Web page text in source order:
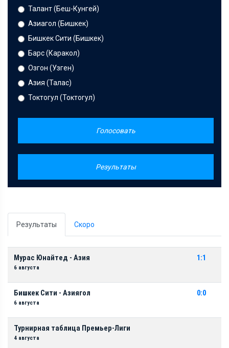
Талант (Беш-Кунгей)
Азиагол (Бишкек)
Бишкек Сити (Бишкек)
Барс (Каракол)
Озгон (Узген)
Азия (Талас)
Токтогул (Токтогул)
Голосовать
Результаты
Результаты Скоро
Мурас Юнайтед - Азия
6 августа
1:1
Бишкек Сити - Азиягол
6 августа
0:0
Турнирная таблица Премьер-Лиги
4 августа